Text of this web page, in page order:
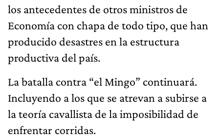
los antecedentes de otros ministros de
Economía con chapa de todo tipo, que han
producido desastres en la estructura
productiva del país.
La batalla contra “el Mingo” continuará.
Incluyendo a los que se atrevan a subirse a
la teoría cavallista de la imposibilidad de
enfrentar corridas.